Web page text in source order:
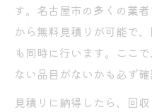
す。名古屋市の多くの業
から無料見積りが可能で
も同時に行います。ここ
ない品目がないかも必ず確
見積りに納得したら、回